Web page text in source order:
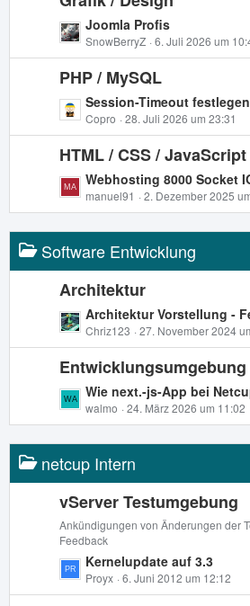
g
e
i
r
ä
g
e
L
e
t
z
t
e
B
e
e
Joomla Profis
SnowBerryZ 6. Juli 2026 um
PHP / MySQL
L
e
t
z
t
e
B
e
i
t
r
ä
g
e
Session-Timeout festlegen
Copro 28. Juli 2026 um 23:31
HTML / CSS / JavaScript
L
e
t
z
t
e
B
i
r
ä
g
e
Webhosting 8000 Socket
manuel91 2. Dezember 2025
Software Entwicklung
Architektur
L
e
t
z
t
e
B
e
i
t
ä
g
e
Architektur Vorstellung -
Chriz123 27. November 2024
Entwicklungsumgebung
L
e
t
z
t
e
B
e
i
Wie next.-js-App bei Netcup
walmo 24. März 2026 um 11:02
netcup Intern
vServer Testumgebung
Ankündigungen von Änderungen der
Feedback
L
e
t
Kernelupdate auf 3.3
Proyx 6. Juni 2012 um 12:12